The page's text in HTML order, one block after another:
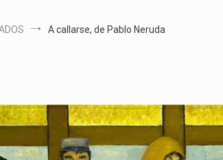
A callarse, de Pablo Neruda